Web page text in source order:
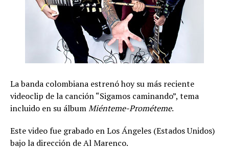
La banda colombiana estrenó hoy su más reciente
videoclip de la canción “Sigamos caminando”, tema
incluido en su álbumMiénteme-Prométeme.
Este video fue grabado en Los Ángeles (Estados Unidos)
bajo la dirección de Al Marenco.